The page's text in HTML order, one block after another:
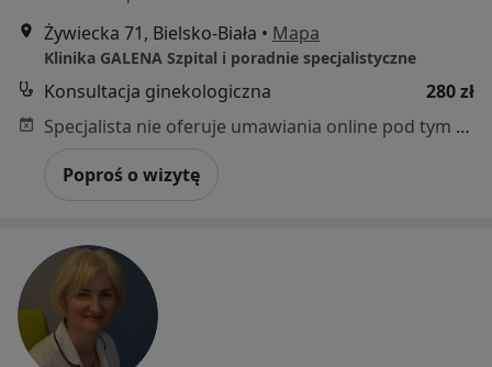
Żywiecka 71, Bielsko-Biała • Mapa
Klinika GALENA Szpital i poradnie specjalistyczne
Konsultacja ginekologiczna
280 zł
Specjalista nie oferuje umawiania online pod tym adresem.
Poproś o wizytę